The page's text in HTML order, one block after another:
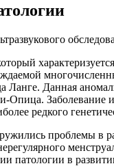
Ланге. Данная
Заболевание
редкого
проблемы в
патологии в